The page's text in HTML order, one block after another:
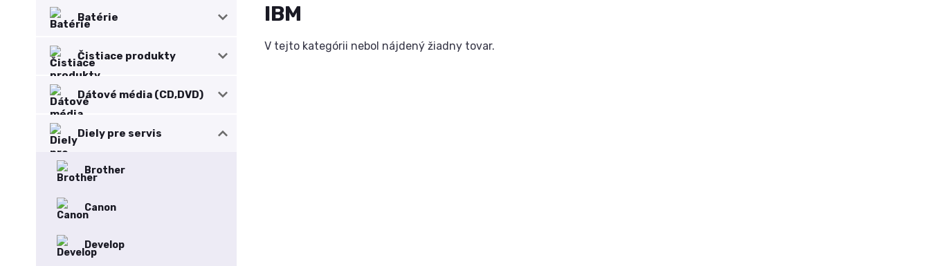
Batérie
Čistiace produkty
Dátové média (CD,DVD)
Diely pre servis
Brother
Canon
Develop
IBM
V tejto kategórii nebol nájdený žiadny tovar.